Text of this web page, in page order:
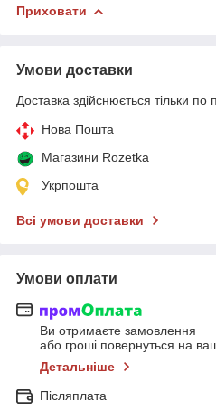
Приховати
Умови доставки
Доставка здійснюється тільки по
Нова Пошта
Магазини Rozetka
Укрпошта
Всі умови доставки
Умови оплати
Ви отримаєте замовлення
або гроші повернуться на
Детальніше
Післяплата